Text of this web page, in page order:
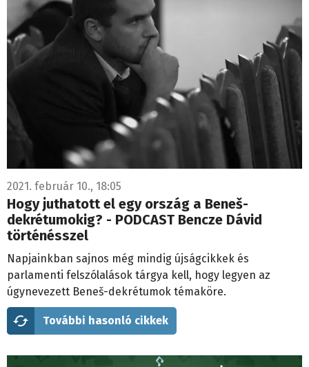
2021. február 10., 18:05
Hogy juthatott el egy ország a Beneš-
dekrétumokig? - PODCAST Bencze Dávid
történésszel
Napjainkban sajnos még mindig újságcikkek és
parlamenti felszólalások tárgya kell, hogy legyen az
úgynevezett Beneš-dekrétumok témaköre.
További hasonló cikkek